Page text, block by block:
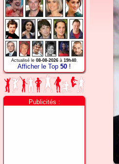
Actualisé le 08-08-2026à 19h40.
Afficher le Top 50 !
Publicités :